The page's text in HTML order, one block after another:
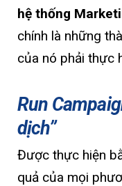
hệ thống
chính là những
của nó phải thực
Run
dịch”
Được thực hiện
quả của mọi